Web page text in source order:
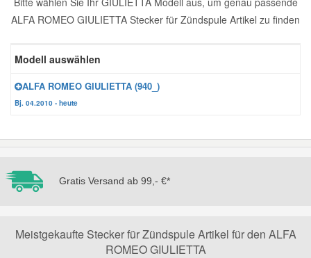
ALFA ROMEO GIULIETTA Stecker für Zündspule Artikel zu finden
Modell auswählen
ALFA ROMEO GIULIETTA (940_)
Bj. 04.2010 - heute
Gratis Versand ab 99,- €*
Meistgekaufte Stecker für Zündspule Artikel für den ALFA
ROMEO GIULIETTA
Reparatur-Zubehör
Karosserie Werkzeug
Schlüsselgehäuse
Werkstattbedarf
Winter-Autozubehör
Daewoo Ersatzteile
Daihatsu Ersatzteile
Dodge Ersatzteile
Honda Ersatzteile
Hyundai Ersatzteile